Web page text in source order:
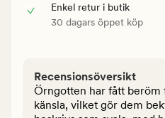
Enkel retur i butik
30 dagars öppet köp
Recensionsöversikt
Örngotten har fått beröm
känsla, vilket gör dem